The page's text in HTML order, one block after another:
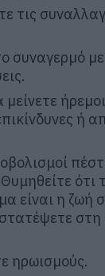
τις
συναγερµό
ή
ότι
είναι η ζωή
στη
ηρωισµούς.